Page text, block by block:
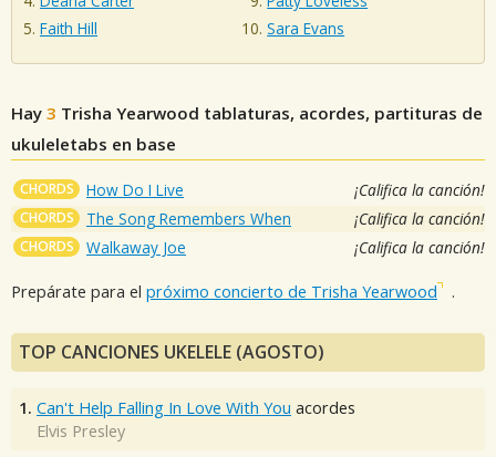
Faith Hill
Sara Evans
Hay 3 Trisha Yearwood tablaturas, acordes, partituras de
ukuleletabs en base
CHORDS How Do I Live ¡Califica la canción!
CHORDS The Song Remembers When ¡Califica la canción!
CHORDS Walkaway Joe ¡Califica la canción!
Prepárate para el próximo concierto de Trisha Yearwood .
TOP CANCIONES UKELELE (AGOSTO)
1. Can't Help Falling In Love With You acordes
Elvis Presley